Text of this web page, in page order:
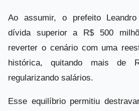
Ao assumir, o prefeito
dívida superior a R$ 500
reverter o cenário com uma
histórica, quitando mais de
regularizando salários.
Esse equilíbrio permitiu